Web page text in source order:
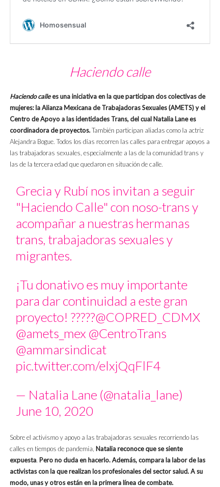
Haciendo calle
Haciendo callees una iniciativa en la que participan dos colectivas de
mujeres: la Alianza Mexicana de Trabajadoras Sexuales (AMETS) y el
Centro de Apoyo a las identidades Trans, del cual Natalia Lane es
coordinadora de proyectos.También participan aliadas como la actriz
Alejandra Bogue. Todos los días recorren las calles para entregar apoyos a
las trabajadoras sexuales, especialmente a las de la comunidad trans y
las de la tercera edad que quedaron en situación de calle.
Grecia y Rubí nos invitan a seguir
"Haciendo Calle" con noso-trans y
acompañar a nuestras hermanas
trans, trabajadoras sexuales y
migrantes.
¡Tu donativo es muy importante
para dar continuidad a este gran
proyecto! ?????@COPRED_CDMX
@amets_mex @CentroTrans
@ammarsindicat
pic.twitter.com/elxjQqFlF4
— Natalia Lane (@natalia_lane)
June 10, 2020
Sobre el activismo y apoyo a las trabajadoras sexuales recorriendo las
calles en tiempos de pandemia, Natalia reconoce que se siente
expuesta. Pero no duda en hacerlo. Además, compara la labor de las
activistas con la que realizan los profesionales del sector salud. A su
modo, unas y otros están en la primera línea de combate.